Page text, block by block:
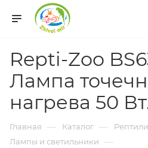
Repti-Zoo
Лампа
нагрева 50
Главная — Каталог —
Лампы и светильники —